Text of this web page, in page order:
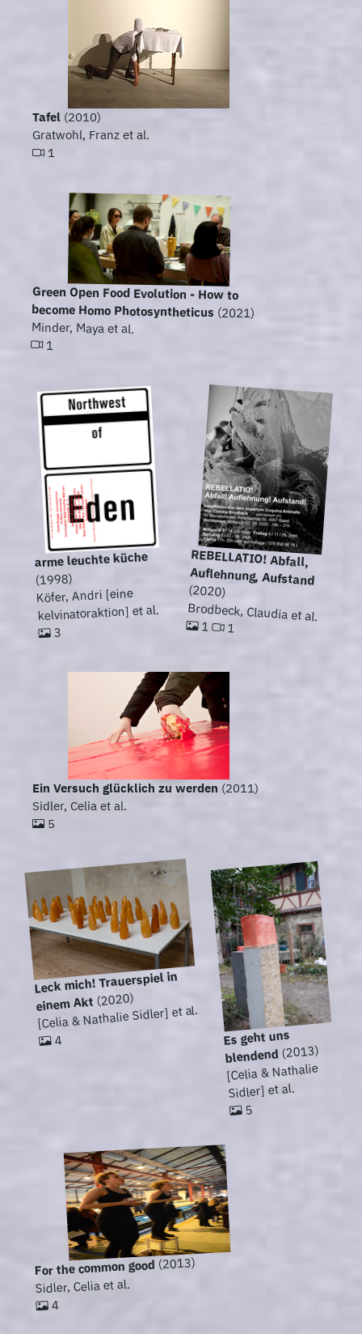
Tafel (2010)
Gratwohl, Franz et al.
1
Green Open Food Evolution - How to
become Homo Photosyntheticus (2021)
Minder, Maya et al.
1
arme leuchte küche
(1998)
Köfer, Andri [eine
kelvinatoraktion] et al.
3
REBELLATIO! Abfall,
Auflehnung, Aufstand
(2020)
Brodbeck, Claudia et al.
1 1
Ein Versuch glücklich zu werden (2011)
Sidler, Celia et al.
5
Leck mich! Trauerspiel in
einem Akt(2020)
[Celia & Nathalie Sidler] et al.
4 Es geht uns
blendend(2013)
[Celia & Nathalie
Sidler] et al.
5
For the common good (2013)
Sidler, Celia et al.
4